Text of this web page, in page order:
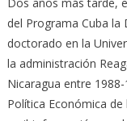
del Programa Cuba la
doctorado en la
la administración
Nicaragua entre
Política Económica de